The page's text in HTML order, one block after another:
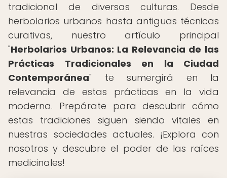
tradicional de diversas culturas. Desde
herbolarios urbanos hasta antiguas técnicas
curativas, nuestro artículo principal
"Herbolarios Urbanos: La Relevancia de las
Prácticas Tradicionales en la Ciudad
Contemporánea" te sumergirá en la
relevancia de estas prácticas en la vida
moderna. Prepárate para descubrir cómo
estas tradiciones siguen siendo vitales en
nuestras sociedades actuales. ¡Explora con
nosotros y descubre el poder de las raíces
medicinales!